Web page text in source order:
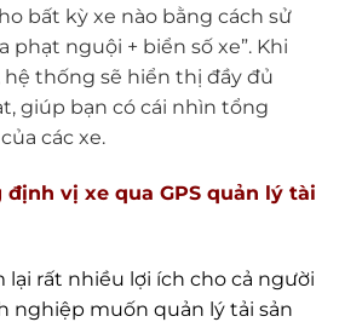
bất kỳ xe nào bằng cách sử
phạt nguội + biển số xe”. Khi
thống sẽ hiển thị đầy đủ
giúp bạn có cái nhìn tổng
các xe.
vị xe qua GPS quản lý tài
rất nhiều lợi ích cho cả người
nghiệp muốn quản lý tải sản